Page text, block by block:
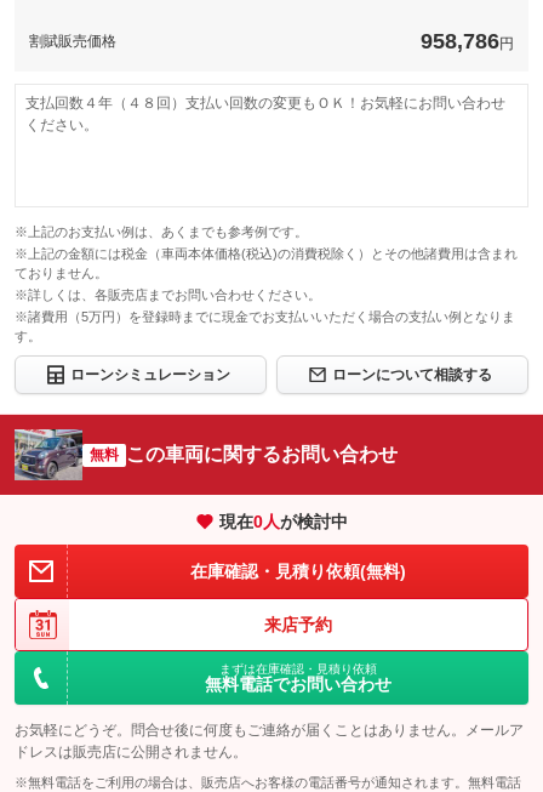
割賦販売価格 958,786円
支払回数４年（４８回）支払い回数の変更もＯＫ！お気軽にお問い合わせ
ください。
※上記のお支払い例は、あくまでも参考例です。
※上記の金額には税金（車両本体価格(税込)の消費税除く）とその他諸費用は含まれ
ておりません。
※詳しくは、各販売店までお問い合わせください。
※諸費用（5万円）を登録時までに現金でお支払いいただく場合の支払い例となりま
す。
ローンシミュレーション ローンについて相談する
無料 この車両に関するお問い合わせ
現在0人が検討中
在庫確認・見積り依頼(無料)
来店予約
まずは在庫確認・見積り依頼
無料電話でお問い合わせ
お気軽にどうぞ。問合せ後に何度もご連絡が届くことはありません。メールア
ドレスは販売店に公開されません。
※無料電話をご利用の場合は、販売店へお客様の電話番号が通知されます。無料電話